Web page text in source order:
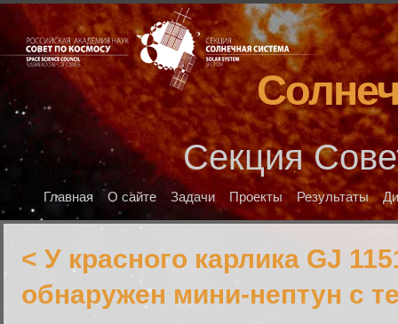
Секция
Главная О сайте Задачи Проекты Результаты
< У красного карлика GJ
обнаружен мини-нептун с